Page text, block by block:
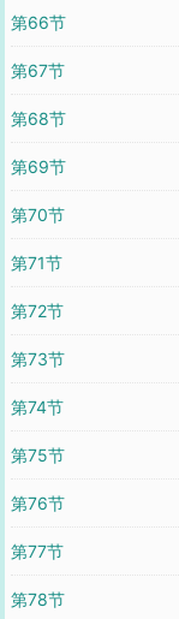
第66节
第67节
第68节
第69节
第70节
第71节
第72节
第73节
第74节
第75节
第76节
第77节
第78节